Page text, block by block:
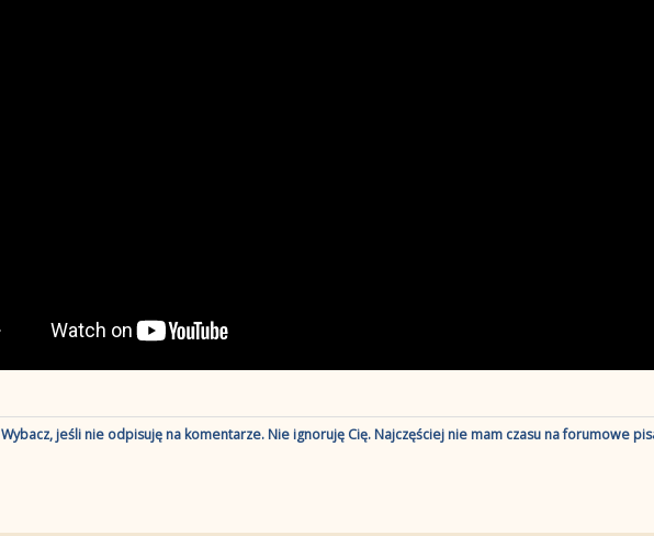
Wybacz, jeśli nie odpisuję na komentarze. Nie ignoruję Cię. Najczęściej nie mam czasu na forumowe